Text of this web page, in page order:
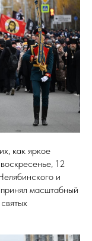
как яркое
12
и
масштабный